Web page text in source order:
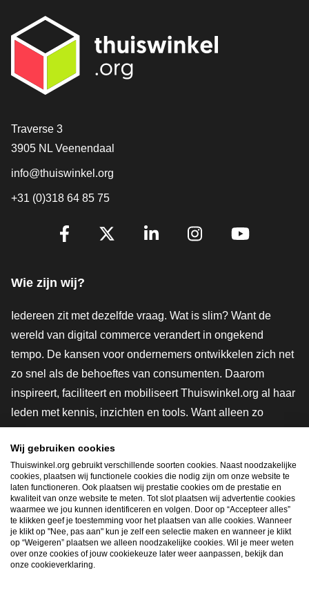
Contact
Traverse 3
3905 NL Veenendaal
info@thuiswinkel.org
+31 (0)318 64 85 75
Volg je ons al?
Wie zijn wij?
Iedereen zit met dezelfde vraag. Wat is slim? Want de
wereld van digital commerce verandert in ongekend
tempo. De kansen voor ondernemers ontwikkelen zich net
zo snel als de behoeftes van consumenten. Daarom
inspireert, faciliteert en mobiliseert Thuiswinkel.org al haar
leden met kennis, inzichten en tools. Want alleen zo
innovatievere toekomst. Dus groei ook mee en maak
shoppen slimmer.
Lid worden
Snel navigeren
Wij gebruiken cookies
Thuiswinkel.org gebruikt verschillende soorten cookies. Naast noodzakelijke
cookies, plaatsen wij functionele cookies die nodig zijn om onze website te
laten functioneren. Ook plaatsen wij prestatie cookies om de prestatie en
kwaliteit van onze website te meten. Tot slot plaatsen wij advertentie cookies
waarmee we jou kunnen identificeren en volgen. Door op “Accepteer alles”
te klikken geef je toestemming voor het plaatsen van alle cookies. Wanneer
je klikt op "Nee, pas aan" kun je zelf een selectie maken en wanneer je klikt
op “Weigeren” plaatsen we alleen noodzakelijke cookies. Wil je meer weten
over onze cookies of jouw cookiekeuze later weer aanpassen, bekijk dan
onze cookieverklaring.